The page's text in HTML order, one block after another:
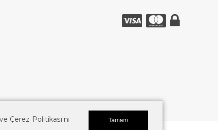
Çerez Politikası'nı Tamam